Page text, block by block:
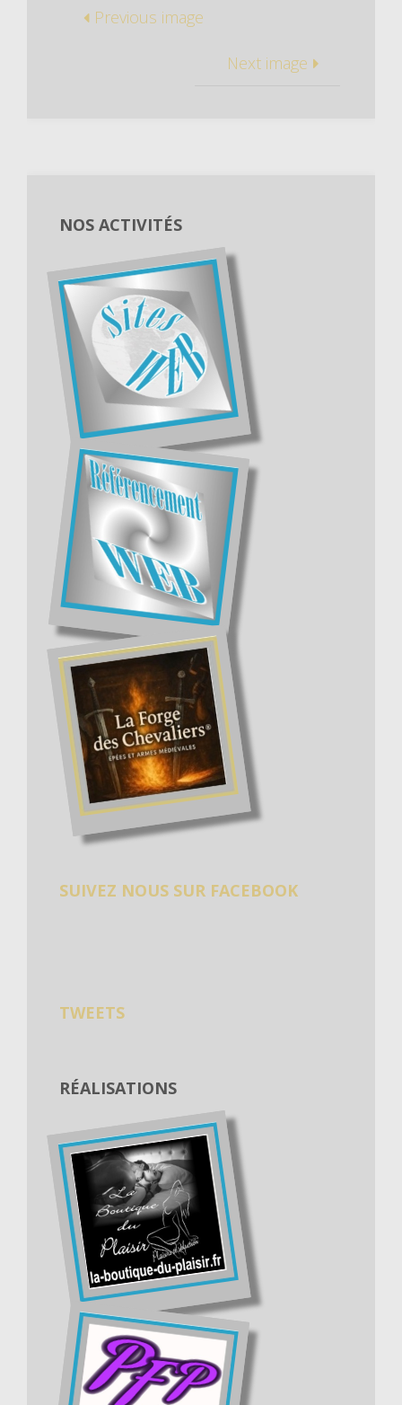
Previous image
Next image
NOS ACTIVITÉS
SUIVEZ NOUS SUR FACEBOOK
TWEETS
RÉALISATIONS